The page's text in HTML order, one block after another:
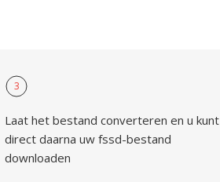
3
Laat het bestand converteren en u kunt
direct daarna uw fssd-bestand
downloaden